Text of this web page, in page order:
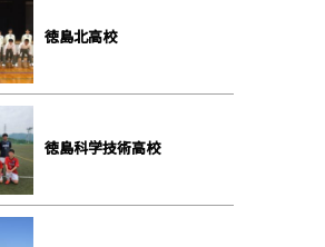
徳島北高校
徳島科学技術高校